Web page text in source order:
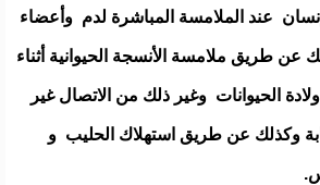
عند الملامسة المباشرة لدم وأعضاء
عن طريق ملامسة الأنسجة الحيوانية أثناء
الحيوانات وغير ذلك من الاتصال غير
وكذلك عن طريق استهلاك الحليب و